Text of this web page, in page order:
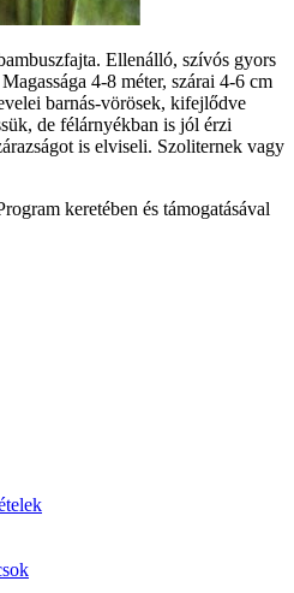
Ellenálló, szívós gyors
4-8 méter, szárai 4-6 cm
barnás-vörösek, kifejlődve
de félárnyékban is jól érzi
is elviseli. Szoliternek vagy
keretében és támogatásával